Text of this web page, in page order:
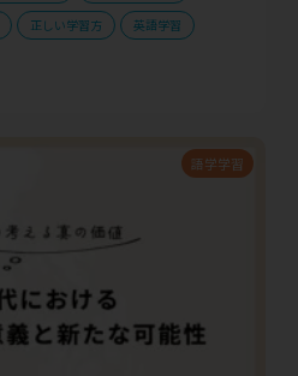
正しい学習方
英語学習
語学学習